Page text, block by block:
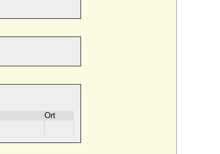
Ort